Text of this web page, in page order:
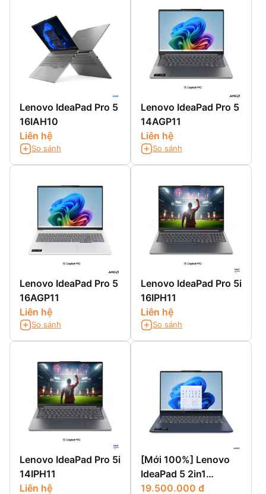
hình 16:10, 100% srgb,
màn giảm ánh sáng
xanh bảo vệ mắt TUV
Lenovo IdeaPad Pro 5
16IAH10
Liên hệ
So sánh
Lenovo IdeaPad Pro 5
14AGP11
Liên hệ
So sánh
Lenovo IdeaPad Pro 5
16AGP11
Liên hệ
So sánh
Lenovo IdeaPad Pro 5i
16IPH11
Liên hệ
So sánh
Lenovo IdeaPad Pro 5i
14IPH11
Liên hệ
[Mới 100%] Lenovo
IdeaPad 5 2in1
14AKP10 (Ryzen AI 7
19.500.000 đ